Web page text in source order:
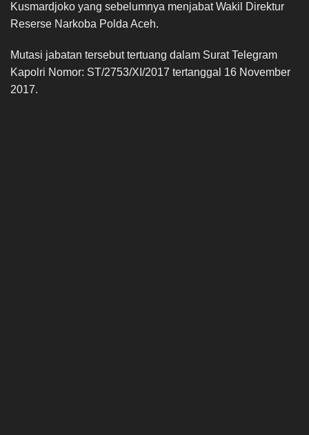
Kusmardjoko yang sebelumnya menjabat Wakil Direktur
Reserse Narkoba Polda Aceh.
Mutasi jabatan tersebut tertuang dalam Surat Telegram
Kapolri Nomor: ST/2753/XI/2017 tertanggal 16 November
2017.